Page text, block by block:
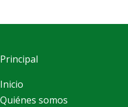
Principal
Inicio
Quiénes somos